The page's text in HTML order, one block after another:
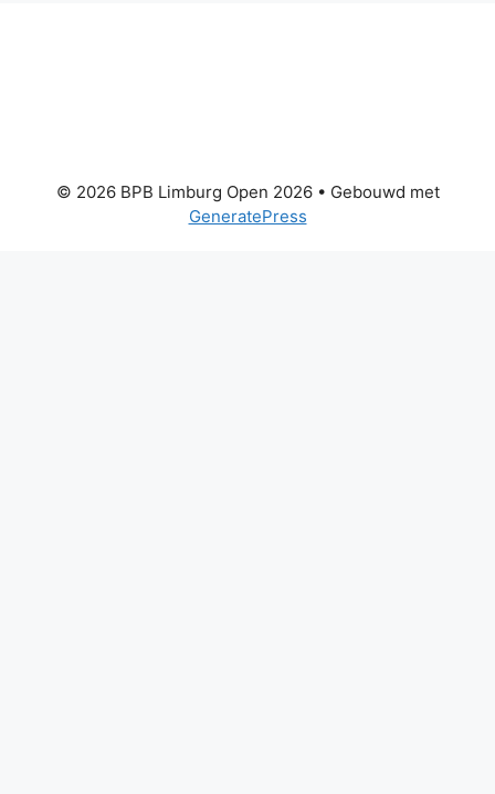
© 2026 BPB Limburg Open 2026• Gebouwd met
GeneratePress